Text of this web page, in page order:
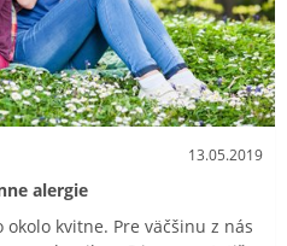
13.05.2019
alergie
okolo kvitne. Pre väčšinu z nás